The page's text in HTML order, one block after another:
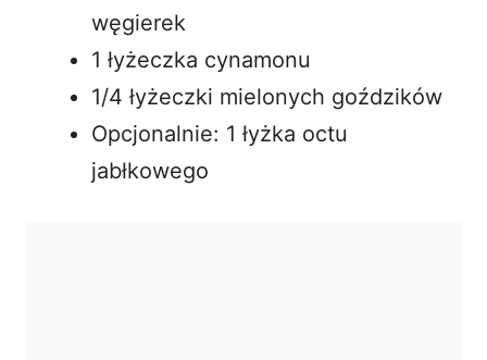
węgierek
1 łyżeczka cynamonu
1/4 łyżeczki mielonych goździków
Opcjonalnie: 1 łyżka octu
jabłkowego